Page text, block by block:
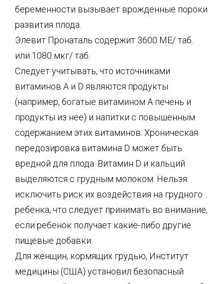
беременности вызывает врожденные пороки
развития плода.
Элевит Пронаталь содержит 3600 МЕ/ таб.
или 1080 мкг/ таб.
Следует учитывать, что источниками
витаминов А и D являются продукты
(например, богатые витамином А печень и
продукты из нее) и напитки с повышенным
содержанием этих витаминов. Хроническая
передозировка витамина D может быть
вредной для плода. Витамин D и кальций
выделяются с грудным молоком. Нельзя
исключить риск их воздействия на грудного
ребенка, что следует принимать во внимание,
если ребенок получает какие-либо другие
пищевые добавки.
Для женщин, кормящих грудью, Институт
медицины (США) установил безопасный